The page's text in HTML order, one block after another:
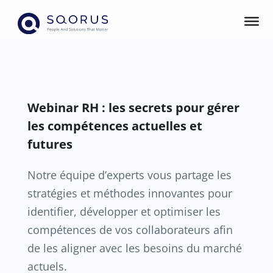
Webinar RH : les secrets pour gérer
les compétences actuelles et
futures
Notre équipe d’experts vous partage les
stratégies et méthodes innovantes pour
identifier, développer et optimiser les
compétences de vos collaborateurs afin
de les aligner avec les besoins du marché
actuels.